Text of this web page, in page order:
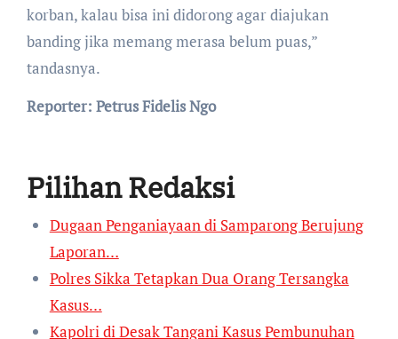
korban, kalau bisa ini didorong agar diajukan
banding jika memang merasa belum puas,”
tandasnya.
Reporter: Petrus Fidelis Ngo
Pilihan Redaksi
Dugaan Penganiayaan di Samparong Berujung
Laporan…
Polres Sikka Tetapkan Dua Orang Tersangka
Kasus…
Kapolri di Desak Tangani Kasus Pembunuhan